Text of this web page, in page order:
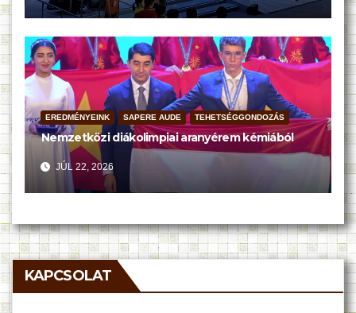
EREDMÉNYEINK SAPERE AUDE TEHETSÉGGONDOZÁS
Nemzetközi diákolimpiai aranyérem kémiából
JÚL 22, 2026
KAPCSOLAT